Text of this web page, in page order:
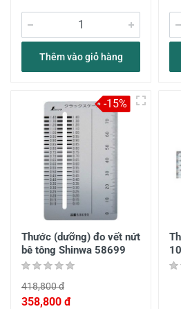
Thêm vào giỏ hàng
Thước (dưỡng) đo vết nứt
bê tông Shinwa 58699
418,800 đ
358,800 đ
-15%